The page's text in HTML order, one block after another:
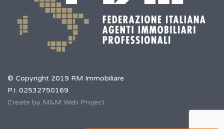
© Copyright 2019 RM Immobiliare
P.I. 02532750169.
Create by M&M Web Project